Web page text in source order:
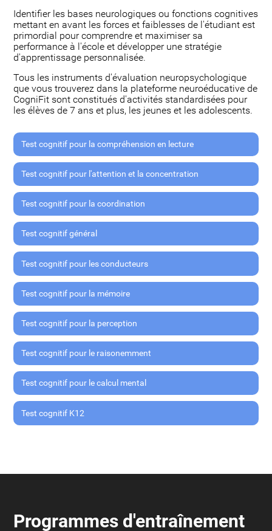
Identifier les bases neurologiques ou fonctions cognitives
mettant en avant les forces et faiblesses de l'étudiant est
primordial pour comprendre et maximiser sa
performance à l'école et développer une stratégie
d'apprentissage personnalisée.
Tous les instruments d'évaluation neuropsychologique
que vous trouverez dans la plateforme neuroéducative de
CogniFit sont constitués d'activités standardisées pour
les élèves de 7 ans et plus, les jeunes et les adolescents.
Test cognitif pour la compréhension en lecture
Test cognitif pour l'attention et la concentration
Test cognitif pour la coordination
Test cognitif général
Test cognitif pour les conducteurs
Test cognitif pour la mémoire
Test cognitif pour la perception
Test cognitif pour le raisonemment
Test cognitif pour le calcul mental
Test cognitif K12
Programmes d'entraînement